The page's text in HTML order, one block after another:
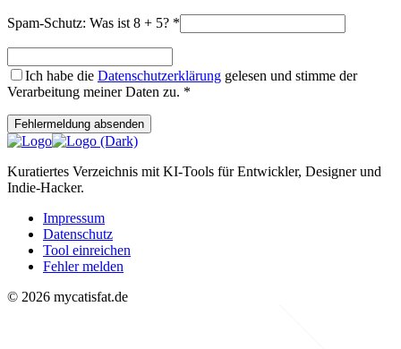
Spam-Schutz: Was ist 8 + 5? *
Ich habe die Datenschutzerklärung gelesen und stimme der
Verarbeitung meiner Daten zu. *
Fehlermeldung absenden
Kuratiertes Verzeichnis mit KI-Tools für Entwickler, Designer und
Indie-Hacker.
Impressum
Datenschutz
Tool einreichen
Fehler melden
© 2026 mycatisfat.de